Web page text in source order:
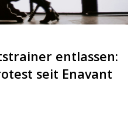
entlassen:
seit Enavant